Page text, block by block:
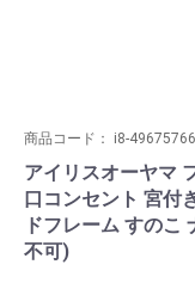
商品コード： i8-
アイリスオーヤマ
口コンセント 宮付
ドフレーム すのこ
不可)